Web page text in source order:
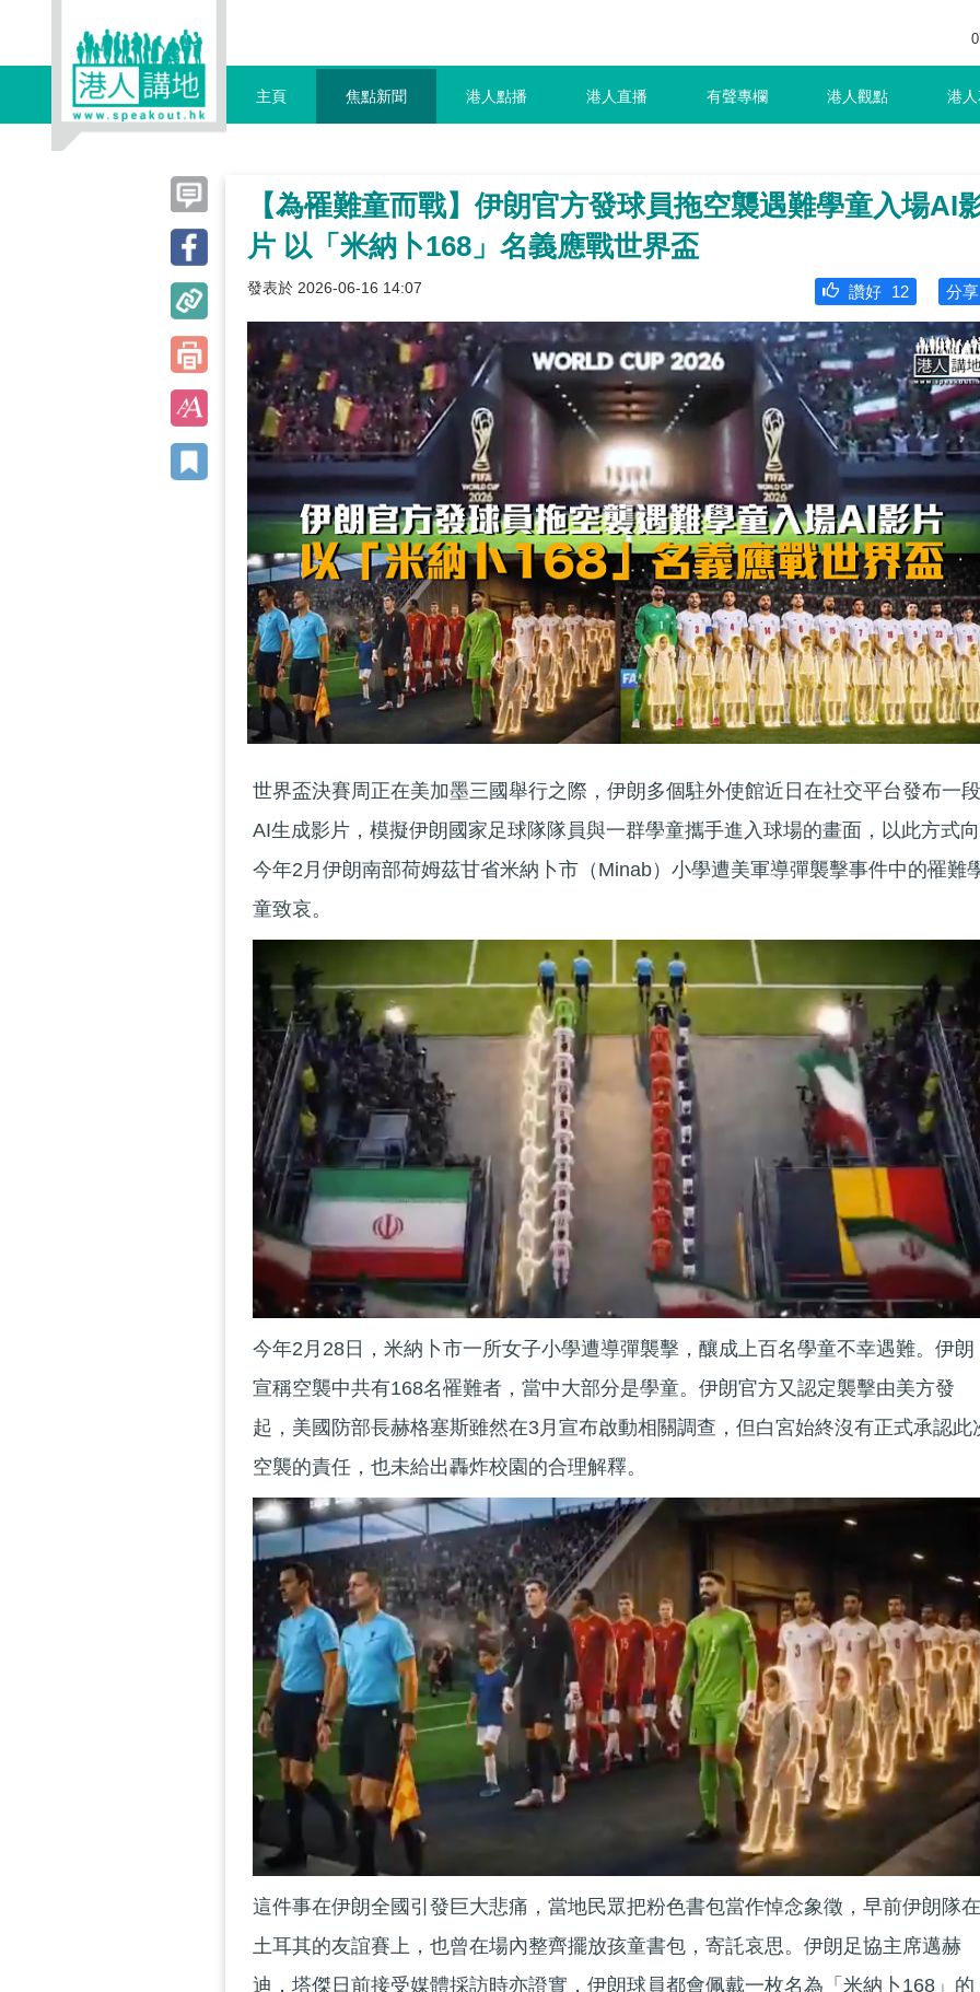
主頁 焦點新聞 港人點播 港人直播 有聲專欄 港人觀點 港
【為罹難童而戰】伊朗官方發球員拖空襲遇難學童入場AI
片 以「米納卜168」名義應戰世界盃
發表於 2026-06-16 14:07 分享
讚好 12
世界盃決賽周正在美加墨三國舉行之際，伊朗多個駐外使館近日在社交平台發布一段
AI生成影片，模擬伊朗國家足球隊隊員與一群學童攜手進入球場的畫面，以此方式向
今年2月伊朗南部荷姆茲甘省米納卜市（Minab）小學遭美軍導彈襲擊事件中的罹難
童致哀。
今年2月28日，米納卜市一所女子小學遭導彈襲擊，釀成上百名學童不幸遇難。伊朗
宣稱空襲中共有168名罹難者，當中大部分是學童。伊朗官方又認定襲擊由美方發
起，美國防部長赫格塞斯雖然在3月宣布啟動相關調查，但白宮始終沒有正式承認此
空襲的責任，也未給出轟炸校園的合理解釋。
這件事在伊朗全國引發巨大悲痛，當地民眾把粉色書包當作悼念象徵，早前伊朗隊在
土耳其的友誼賽上，也曾在場內整齊擺放孩童書包，寄託哀思。伊朗足協主席邁赫
迪．塔傑日前接受媒體採訪時亦證實，伊朗球員都會佩戴一枚名為「米納卜168」的